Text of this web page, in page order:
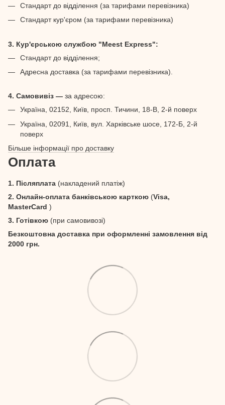
Стандарт до відділення (за тарифами перевізника)
Стандарт кур'єром (за тарифами перевізника)
3. Кур'єрською службою "Meest Express":
Стандарт до відділення;
Адресна доставка (за тарифами перевізника).
4. Самовивіз — за адресою:
Україна, 02152, Київ, просп. Тичини, 18-В, 2-й поверх
Україна, 02091, Київ, вул. Харківське шосе, 172-Б, 2-й
поверх
Більше інформації про доставку
Оплата
1. Післяплата (накладений платіж)
2. Онлайн-оплата банківською карткою (Visa,
MasterCard )
3. Готівкою (при самовивозі)
Безкоштовна доставка при оформленні замовлення від
2000 грн.